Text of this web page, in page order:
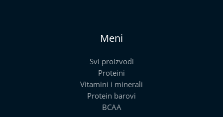
Meni
Svi proizvodi
Proteini
Vitamini i minerali
Protein barovi
BCAA